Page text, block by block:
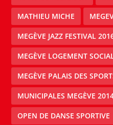
MATHIEU MICHE
MEGÈVE JAZZ FESTIVAL
MEGÈVE LOGEMENT
MEGÈVE PALAIS DES
MUNICIPALES MEGÈVE
OPEN DE DANSE SPORTIVE